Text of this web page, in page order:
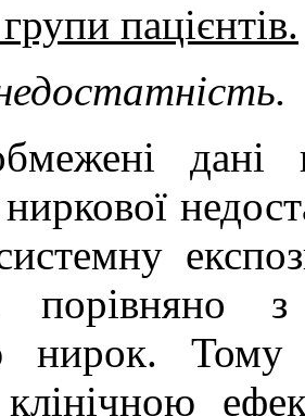
пацієнтів.
дані
порівняно
нирок. Тому